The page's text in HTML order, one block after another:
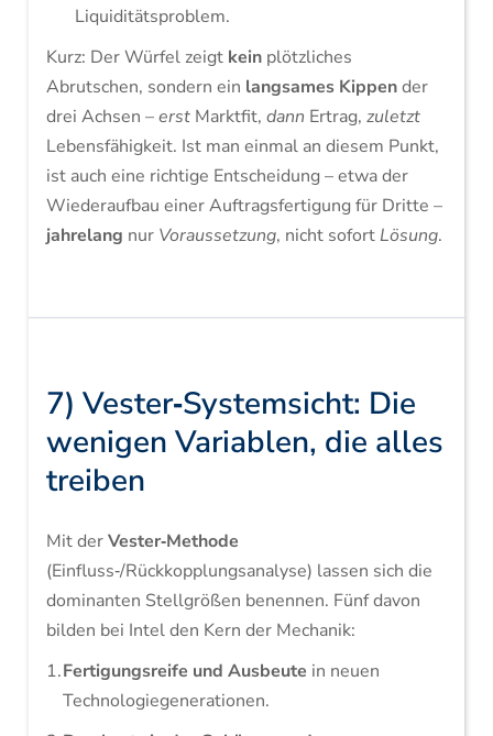
Liquiditätsproblem.
Kurz: Der Würfel zeigt keinplötzliches
Abrutschen, sondern ein langsames Kippender
drei Achsen –erstMarktfit, dann Ertrag, zuletzt
Lebensfähigkeit. Ist man einmal an diesem Punkt,
ist auch eine richtige Entscheidung – etwa der
Wiederaufbau einer Auftragsfertigung für Dritte –
jahrelang nur Voraussetzung, nicht sofort Lösung.
7) Vester‑Systemsicht: Die
wenigen Variablen, die alles
treiben
Mit derVester‑Methode
(Einfluss‑/Rückkopplungsanalyse) lassen sich die
dominanten Stellgrößen benennen. Fünf davon
bilden bei Intel den Kern der Mechanik:
Fertigungsreife und Ausbeute in neuen
Technologiegenerationen.